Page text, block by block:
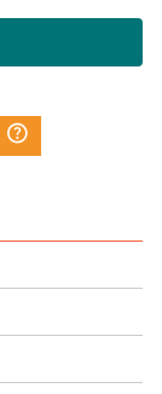
question_mark_circle